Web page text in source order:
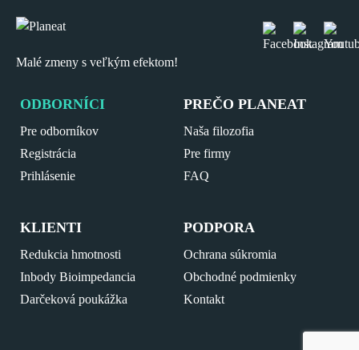
Malé zmeny s veľkým efektom!
ODBORNÍCI
Pre odborníkov
Registrácia
Prihlásenie
PREČO PLANEAT
Naša filozofia
Pre firmy
FAQ
KLIENTI
Redukcia hmotnosti
Inbody Bioimpedancia
Darčeková poukážka
PODPORA
Ochrana súkromia
Obchodné podmienky
Kontakt